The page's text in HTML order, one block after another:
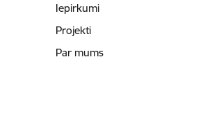
Iepirkumi
Projekti
Par mums